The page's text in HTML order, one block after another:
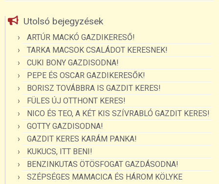
Utolsó bejegyzések
ARTÚR MACKÓ GAZDIKERESŐ!
TARKA MACSOK CSALÁDOT KERESNEK!
CUKI BONY GAZDISODNA!
PEPE ÉS OSCAR GAZDIKERESŐK!
BORISZ TOVÁBBRA IS GAZDIT KERES!
FÜLES ÚJ OTTHONT KERES!
NICO ÉS TEO, A KÉT KIS SZÍVRABLÓ GAZDIT KERES!
GOTTY GAZDISODNA!
GAZDIT KERES KARÁM PANKA!
KUKUCS, ITT BENI!
BENZINKUTAS ÖTÖSFOGAT GAZDÁSODNA!
SZÉPSÉGES MAMACICA ÉS HÁROM KÖLYKE